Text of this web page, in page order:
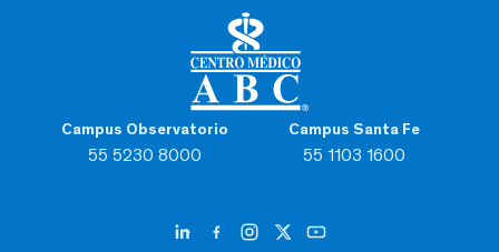
Campus Observatorio
55 5230 8000
Campus Santa Fe
55 1103 1600